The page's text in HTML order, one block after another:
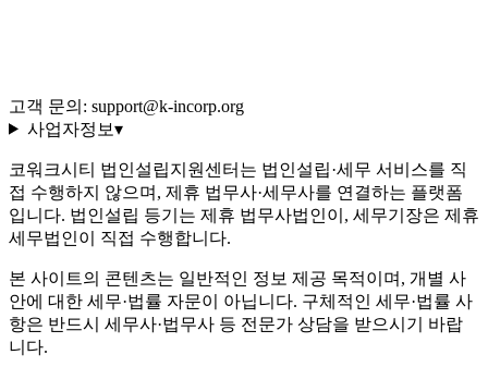
고객 문의: support@k-incorp.org
사업자정보▾
코워크시티 법인설립지원센터는 법인설립·세무 서비스를 직
접 수행하지 않으며, 제휴 법무사·세무사를 연결하는 플랫폼
입니다. 법인설립 등기는 제휴 법무사법인이, 세무기장은 제휴
세무법인이 직접 수행합니다.
본 사이트의 콘텐츠는 일반적인 정보 제공 목적이며, 개별 사
안에 대한 세무·법률 자문이 아닙니다. 구체적인 세무·법률 사
항은 반드시 세무사·법무사 등 전문가 상담을 받으시기 바랍
니다.